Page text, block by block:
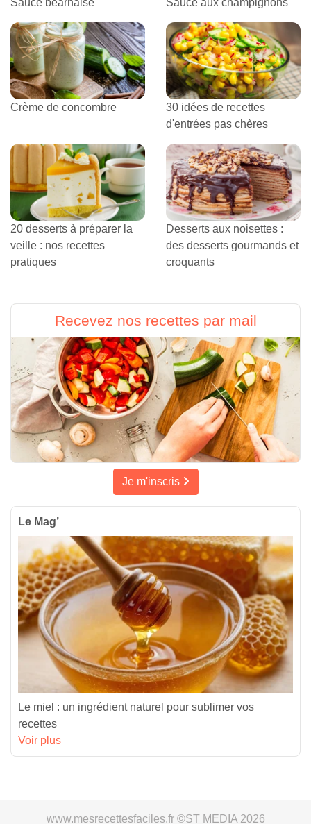
Crème de concombre
30 idées de recettes
d'entrées pas chères
20 desserts à préparer la
veille : nos recettes
pratiques
Desserts aux noisettes :
des desserts gourmands et
croquants
Recevez nos recettes par mail
Je m'inscris
Le Mag’
Le miel : un ingrédient naturel pour sublimer vos
recettes
Voir plus
www.mesrecettesfaciles.fr ©ST MEDIA 2026